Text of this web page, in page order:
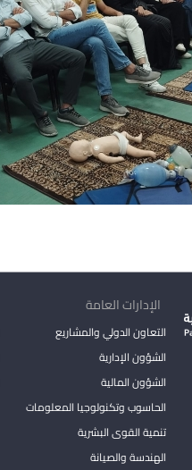
الإدارات العامة
التعاون الدولي والمشاريع
الشؤون الإدارية
الشؤون المالية
الحاسوب وتكنولوجيا المعلومات
تنمية القوى البشرية
الهندسة والصيانة